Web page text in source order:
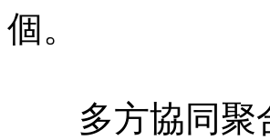
個。
多方協同聚合